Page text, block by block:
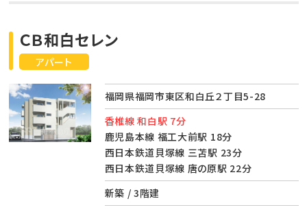
アパート
ＣＢ和白セレン
福岡県福岡市東区和白丘２丁目5-28
香椎線 和白駅 7分
鹿児島本線 福工大前駅 18分
西日本鉄道貝塚線 三苫駅 23分
西日本鉄道貝塚線 唐の原駅 22分
新築 / 3階建